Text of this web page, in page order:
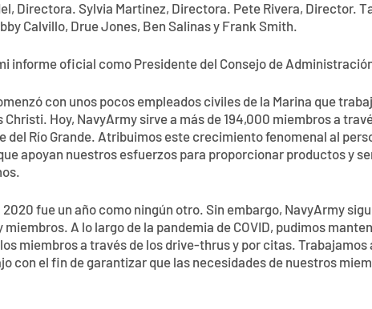
Directora. Sylvia Martinez, Directora. Pete Rivera, Director.
Calvillo, Drue Jones, Ben Salinas y Frank Smith.
informe oficial como Presidente del Consejo de
con unos pocos empleados civiles de la Marina que
Christi. Hoy, NavyArmy sirve a más de 194,000 miembros a
del Río Grande. Atribuimos este crecimiento fenomenal al
apoyan nuestros esfuerzos para proporcionar productos y
fue un año como ningún otro. Sin embargo, NavyArmy
A lo largo de la pandemia de COVID, pudimos
miembros a través de los drive-thrus y por citas. Trabajamos
con el fin de garantizar que las necesidades de nuestros